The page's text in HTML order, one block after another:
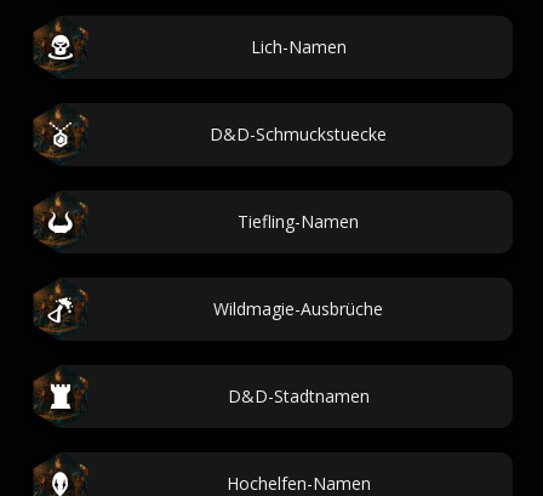
Lich-Namen
D&D-Schmuckstuecke
Tiefling-Namen
Wildmagie-Ausbrüche
D&D-Stadtnamen
Hochelfen-Namen